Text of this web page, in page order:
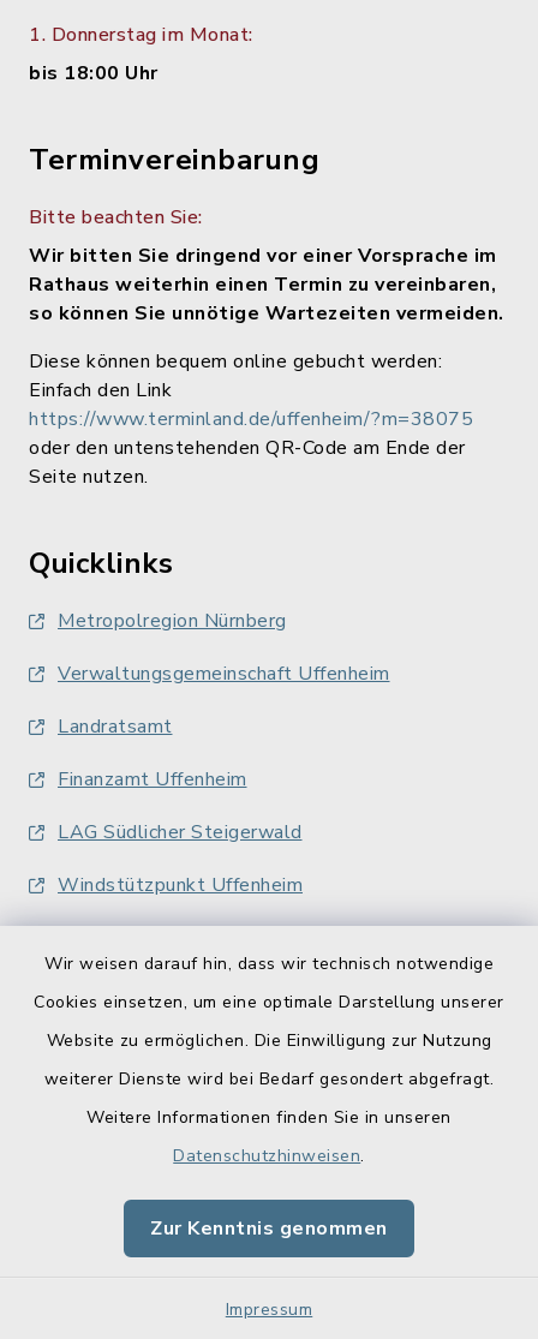
Wir weisen darauf hin, dass wir technisch notwendige
Cookies einsetzen, um eine optimale Darstellung unserer
Website zu ermöglichen. Die Einwilligung zur Nutzung
weiterer Dienste wird bei Bedarf gesondert abgefragt.
Weitere Informationen finden Sie in unseren
Datenschutzhinweisen.
Zur Kenntnis genommen
Impressum
1. Donnerstag im Monat:
bis 18:00 Uhr
Terminvereinbarung
Bitte beachten Sie:
Wir bitten Sie dringend vor einer Vorsprache im
Rathaus weiterhin einen Termin zu vereinbaren,
so können Sie unnötige Wartezeiten vermeiden.
Diese können bequem online gebucht werden:
Einfach den Link
https://www.terminland.de/uffenheim/?m=38075
oder den untenstehenden QR-Code am Ende der
Seite nutzen.
Quicklinks
Metropolregion Nürnberg
Verwaltungsgemeinschaft Uffenheim
Landratsamt
Finanzamt Uffenheim
LAG Südlicher Steigerwald
Windstützpunkt Uffenheim
Barrierefreiheit
Sitemap